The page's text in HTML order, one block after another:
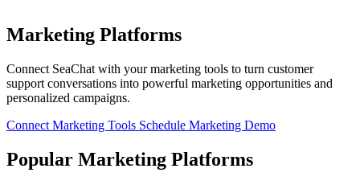
Marketing Platforms
Connect SeaChat with your marketing tools to turn customer
support conversations into powerful marketing opportunities and
personalized campaigns.
Connect Marketing Tools Schedule Marketing Demo
Popular Marketing Platforms